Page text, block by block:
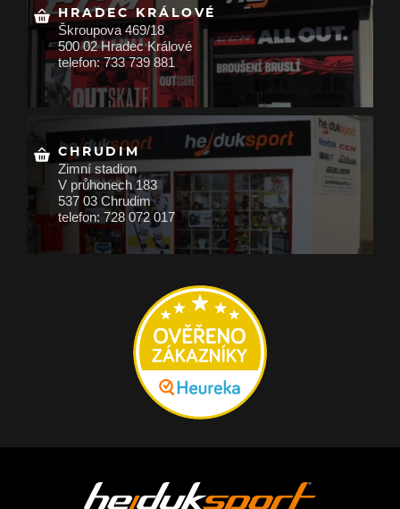
HRADEC KRÁLOVÉ
Škroupova 469/18
500 02 Hradec Králové
telefon: 733 739 881
CHRUDIM
Zimní stadion
V průhonech 183
537 03 Chrudim
telefon: 728 072 017